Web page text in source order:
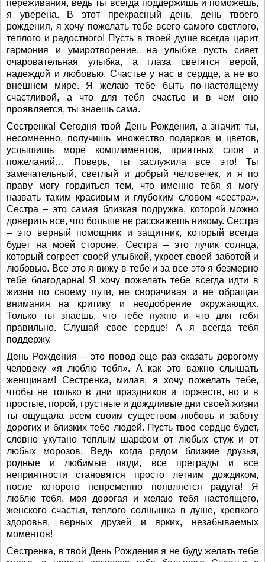
переживания, ведь ты всегда поддержишь и поможешь,
я уверена. В этот прекрасный день, день твоего
рождения, я хочу пожелать тебе всего самого светлого,
теплого и радостного! Пусть в твоей душе всегда царит
гармония и умиротворение, на улыбке пусть сияет
очаровательная улыбка, а глаза светятся верой,
надеждой и любовью. Счастье у нас в сердце, а не во
внешнем мире. Я желаю тебе быть по-настоящему
счастливой, а что для тебя счастье и в чем оно
проявляется, ты знаешь сама.
Сестренка! Сегодня твой День Рождения, а значит, ты,
несомненно, получишь множество подарков и цветов,
услышишь море комплиментов, приятных слов и
пожеланий… Поверь, ты заслужила все это! Ты
замечательный, светлый и добрый человечек, и я по
праву могу гордиться тем, что именно тебя я могу
назвать таким красивым и глубоким словом «сестра».
Сестра – это самая близкая подружка, которой можно
доверить все, что больше не расскажешь никому. Сестра
– это верный помощник и защитник, который всегда
будет на моей стороне. Сестра – это лучик солнца,
который согреет своей улыбкой, укроет своей заботой и
любовью. Все это я вижу в тебе и за все это я безмерно
тебе благодарна! Я хочу пожелать тебе всегда идти в
жизни по своему пути, не сворачивая и не обращая
внимания на критику и неодобрение окружающих.
Только ты знаешь, что тебе нужно и что для тебя
правильно. Слушай свое сердце! А я всегда тебя
поддержу.
День Рождения – это повод еще раз сказать дорогому
человеку «я люблю тебя». А как это важно слышать
женщинам! Сестренка, милая, я хочу пожелать тебе,
чтобы не только в дни праздников и торжеств, но и в
простые, порой, грустные и дождливые дни своей жизни
ты ощущала всем своим существом любовь и заботу
дорогих и близких тебе людей. Пусть твое сердце будет,
словно укутано теплым шарфом от любых стуж и от
любых морозов. Ведь когда рядом близкие друзья,
родные и любимые люди, все преграды и все
неприятности становятся просто летним дождиком,
после которого непременно появляется радуга! Я
люблю тебя, моя дорогая и желаю тебя настоящего,
женского счастья, теплого солнышка в душе, крепкого
здоровья, верных друзей и ярких, незабываемых
моментов!
Сестренка, в твой День Рождения я не буду желать тебе